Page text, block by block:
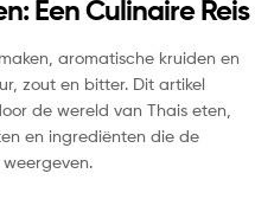
Een Culinaire Reis
aromatische kruiden en
zout en bitter. Dit artikel
de wereld van Thais eten,
en ingrediënten die de